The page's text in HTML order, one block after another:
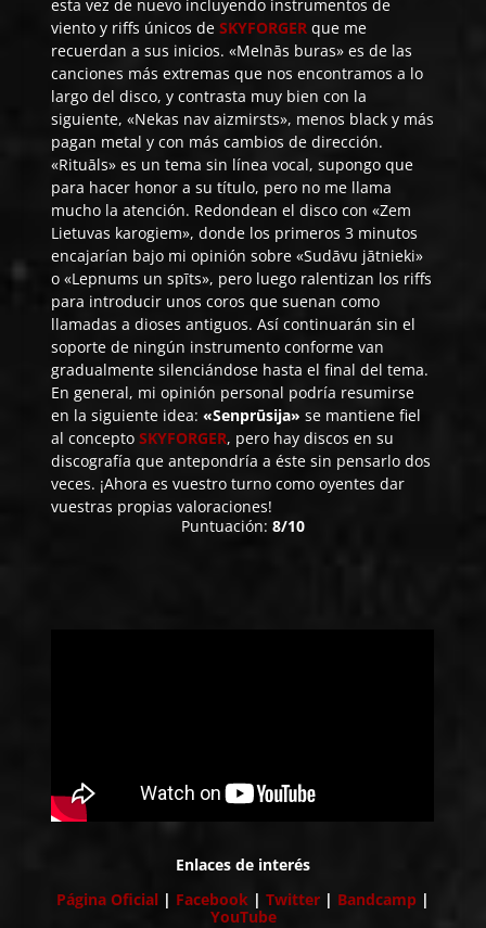
esta vez de nuevo incluyendo instrumentos de
viento y riffs únicos deSKYFORGER que me
recuerdan a sus inicios. «Melnās buras» es de las
canciones más extremas que nos encontramos a lo
largo del disco, y contrasta muy bien con la
siguiente, «Nekas nav aizmirsts», menos black y más
pagan metal y con más cambios de dirección.
«Rituāls» es un tema sin línea vocal, supongo que
para hacer honor a su título, pero no me llama
mucho la atención. Redondean el disco con «Zem
Lietuvas karogiem», donde los primeros 3 minutos
encajarían bajo mi opinión sobre «Sudāvu jātnieki»
o «Lepnums un spīts», pero luego ralentizan los riffs
para introducir unos coros que suenan como
llamadas a dioses antiguos. Así continuarán sin el
soporte de ningún instrumento conforme van
gradualmente silenciándose hasta el final del tema.
En general, mi opinión personal podría resumirse
en la siguiente idea:«Senprūsija» se mantiene fiel
al conceptoSKYFORGER, pero hay discos en su
discografía que antepondría a éste sin pensarlo dos
veces. ¡Ahora es vuestro turno como oyentes dar
vuestras propias valoraciones!
Puntuación: 8/10
Enlaces de interés
Página Oficial | Facebook | Twitter | Bandcamp |
YouTube